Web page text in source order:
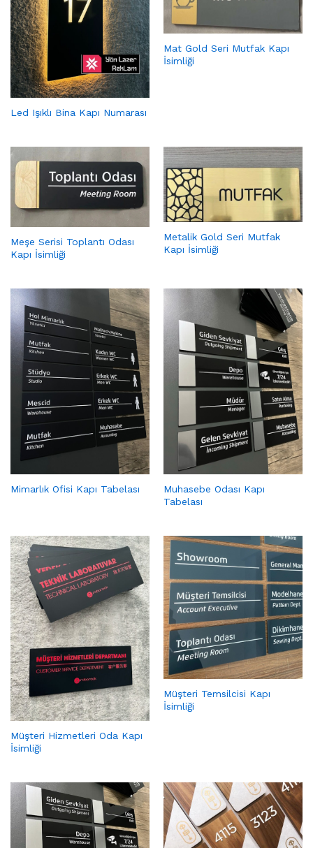
Led Işıklı Bina Kapı Numarası
Mat Gold Seri Mutfak Kapı
İsimliği
Meşe Serisi Toplantı Odası
Kapı İsimliği
Metalik Gold Seri Mutfak
Kapı İsimliği
Mimarlık Ofisi Kapı Tabelası
Muhasebe Odası Kapı
Tabelası
Müşteri Hizmetleri Oda Kapı
İsimliği
Müşteri Temsilcisi Kapı
İsimliği